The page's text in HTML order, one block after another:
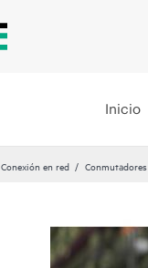
Inicio
Conexión en red Conmutadores